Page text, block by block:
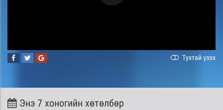
Тухтай үзэх
Энэ 7 хоногийн хөтөлбөр